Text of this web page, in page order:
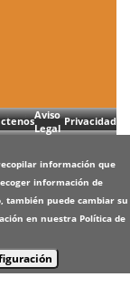
Aviso
Legal
Privacidad
información que
información de
también puede cambiar su
en nuestra Política de